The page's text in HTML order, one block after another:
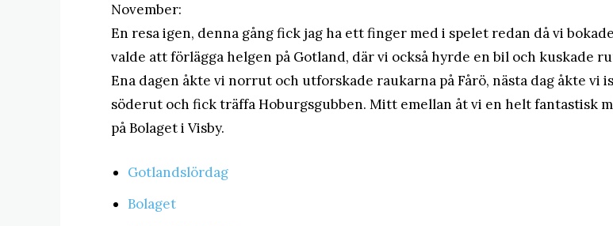
November:
En resa igen, denna gång fick jag ha ett finger med i spelet redan då vi
valde att förlägga helgen på Gotland, där vi också hyrde en bil och kuskade
Ena dagen åkte vi norrut och utforskade raukarna på Fårö, nästa dag åkte vi
söderut och fick träffa Hoburgsgubben. Mitt emellan åt vi en helt fantastisk
på Bolaget i Visby.
Gotlandslördag
Bolaget